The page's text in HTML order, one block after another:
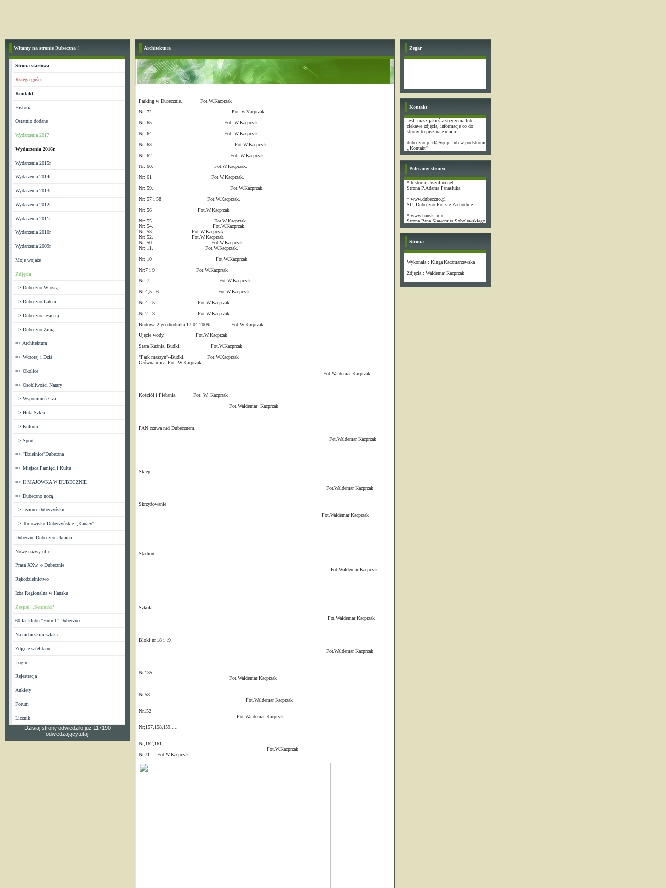
Witamy na stronie Dubeczna !
Strona startowa
Księga gości
Kontakt
Historia
Ostatnio dodane
Wydarzenia 2017
Wydarzenia 2016r.
Wydarzenia 2015r.
Wydarzenia 2014r.
Wydarzenia 2013r.
Wydarzenia 2012r.
Wydarzenia 2011r.
Wydarzenia 2010r
Wydarzenia 2009r.
Moje wojaże
Zdjęcia
=> Dubeczno Wiosną
=> Dubeczno Latem
=> Dubeczno Jesienią
=> Dubeczno Zimą
=> Architektura
=> Wczoraj i Dziś
=> Okolice
=> Osobliwości Natury
=> Wspomnień Czar
=> Huta Szkła
=> Kultura
=> Sport
=> ''Dzielnice"Dubeczna
=> Miejsca Pamięci i Kultu
=> II MAJÓWKA W DUBECZNIE
=> Dubeczno nocą
=> Jezioro Dubeczyńskie
=> Torfowisko Dubeczyńskie ,,Kanały''
Dubeczne-Dubeczno.Ukraina.
Nowe nazwy ulic
Prasa XXw. o Dubecznie
Rękodzielnictwo
Izba Regionalna w Hańsku
Zespół ,,Seniorki''
60-lat klubu ''Hutnik'' Dubeczno
Na niebieskim szlaku
Zdjęcie satelitarne
Login
Rejestracja
Ankiety
Forum
Licznik
Dzisiaj stronę odwiedziło już 117190
odwiedzającytutaj!
Architektura
Parking w Dubecznie. Fot.W.Kacprzak
Nr: 72. Fot. w.Kacprzak.
Nr: 65. Fot. W.Kacprzak.
Nr: 64. Fot. W.Kacprzak.
Nr: 63. Fot.W.Kacprzak.
Nr: 62. Fot. W.Kacprzak
Nr: 60. Fot.W.Kacprzak.
Nr: 61 Fot.W.Kacprzak.
Nr: 59. Fot.W.Kacprzak.
Nr: 57 i 58 Fot.W.Kacprzak.
Nr: 56 Fot.W.Kacprzak.
Nr: 55. Fot.W.Kacprzak.
Nr: 54. Fot.W.Kacprzak.
Nr: 53. Fot.W.Kacprzak.
Nr: 52. Fot.W.Kacprzak.
Nr: 50. Fot.W.Kacprzak.
Nr: 11. Fot.W.Kacprzak.
Nr: 10 Fot.W.Kacprzak
Nr:7 i 9 Fot.W.Kacprzak
Nr: 7 Fot.W.Kacprzak
Nr:4,5 i 6 Fot.W.Kacprzak
Nr:4 i 5. Fot.W.Kacprzak
Nr:2 i 3. Fot.W.Kacprzak
Budowa 2-go chodnika.17.04.2009r Fot.W.Kacprzak
Ujęcie wody. Fot.W.Kacprzak
Stara Kuźnia. Budki. Fot.W.Kacprzak
"Park maszyn"--Budki. Fot.W.Kacprzak
Główna ulica. Fot. W.Kacprzak
Fot.Waldemar Kacprzak
Kościół i Plebania. Fot. W. Kacprzak
Fot.Waldemar Kacprzak
PAN czuwa nad Dubecznem.
Fot.Waldemar Kacprzak
Sklep
Fot.Waldemar Kacprzak
Skrzyżowanie
Fot.Waldemar Kacprzak
Stadion
Fot.Waldemar Kacprzak
Szkoła
Fot.Waldemar Kacprzak
Bloki nr.18 i 19
Fot.Waldemar Kacprzak
Nr.135...
Fot.Waldemar Kacprzak
Nr.58
Fot.Waldemar Kacprzak
Nr152
Fot.Waldemar Kacprzak
Nr;157,158,159.....
Nr;162,161.
Fot.W.Kacprzak
Nr.71 Fot.W.Kacprzak
Zegar
Kontakt
Jeśli masz jakieś zastrzeżenia lub
ciekawe zdjęcia, informacje co do
strony to pisz na e-maila :
dubeczno.pl.tl@wp.pl lub w podstronie
,,Kontakt''
Polecamy strony:
* historia.Urszulina.net
Strona P.Adama Panasiuka
* www.dubeczno.pl
SIL Dubeczno Polesie Zachodnie
* www.hansk.info
Strona Pana Sławomira Sobolewskiego
Strona
Wykonała : Kinga Kaczmarzewska
Zdjęcia : Waldemar Kacprzak